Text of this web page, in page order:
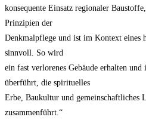
konsequente Einsatz regionaler
Prinzipien der
Denkmalpflege und ist im Kontext eines
sinnvoll. So wird
ein fast verlorenes Gebäude erhalten
überführt, die spirituelles
Erbe, Baukultur und gemeinschaftliches
zusammenführt.“